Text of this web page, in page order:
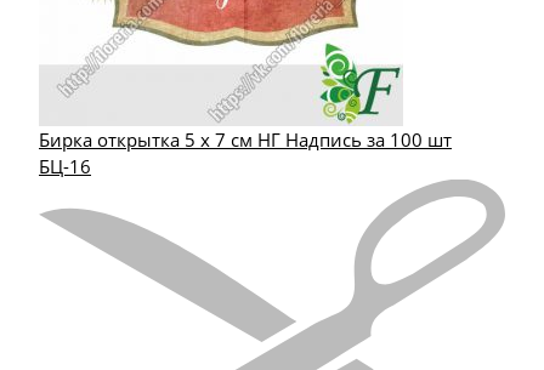
Бирка открытка 5 х 7 см НГ Надпись за 100 шт
БЦ-16